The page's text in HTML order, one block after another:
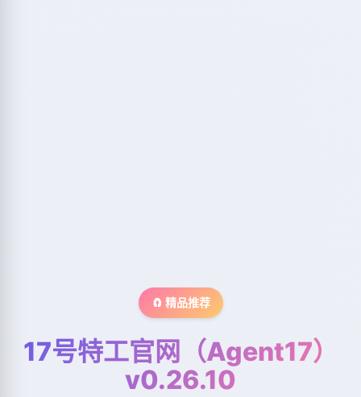
🧲 精品推荐
17号特工官网（Agent17）
v0.26.10